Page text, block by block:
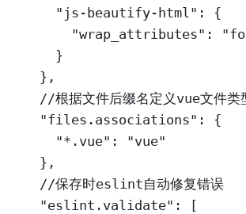
"js-beautify-html" : {
"wrap_attributes" :
}
},
//根据文件后缀名定义vue文件类
"files.associations" : {
"*.vue" :
"vue"
},
//保存时eslint自动修复错误
"eslint.validate" : [